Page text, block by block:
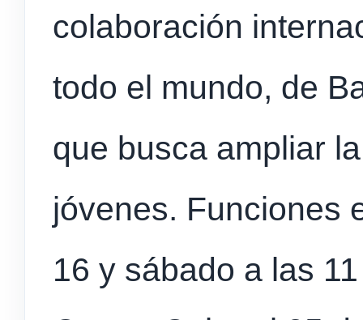
colaboración
todo el mundo, de
que busca ampliar
jóvenes. Funciones
16 y sábado a las